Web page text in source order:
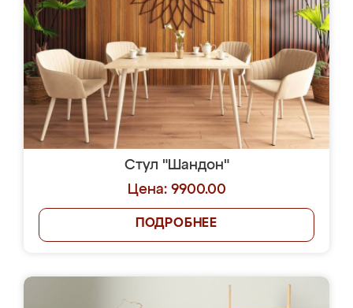
Стул "Шандон"
Цена: 9900.00
ПОДРОБНЕЕ